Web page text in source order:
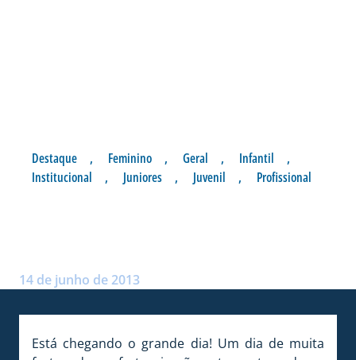
Destaque , Feminino , Geral , Infantil
,
Institucional
, Juniores , Juvenil , Profissional
14 de junho de 2013
Está chegando o grande dia! Um dia de muita